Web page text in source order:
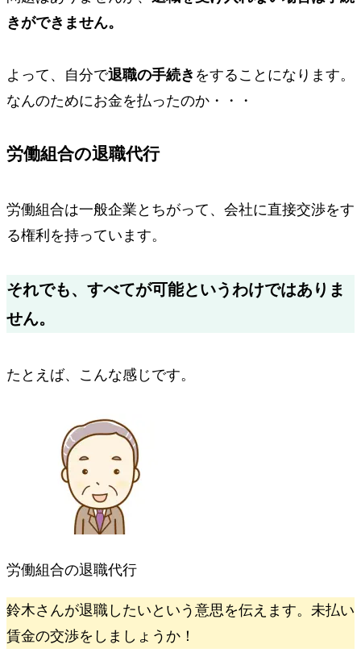
きができません。
よって、自分で退職の手続き をすることになります。
なんのためにお金を払ったのか・・・
労働組合の退職代行
労働組合は一般企業とちがって、 会社に直接交渉をす
る権利を持っています。
それでも、すべてが可能というわけではありま
せん。
たとえば、こんな感じです。
労働組合の退職代行
鈴木さんが退職したいという意思を伝えます。未払い
賃金の交渉をしましょうか！